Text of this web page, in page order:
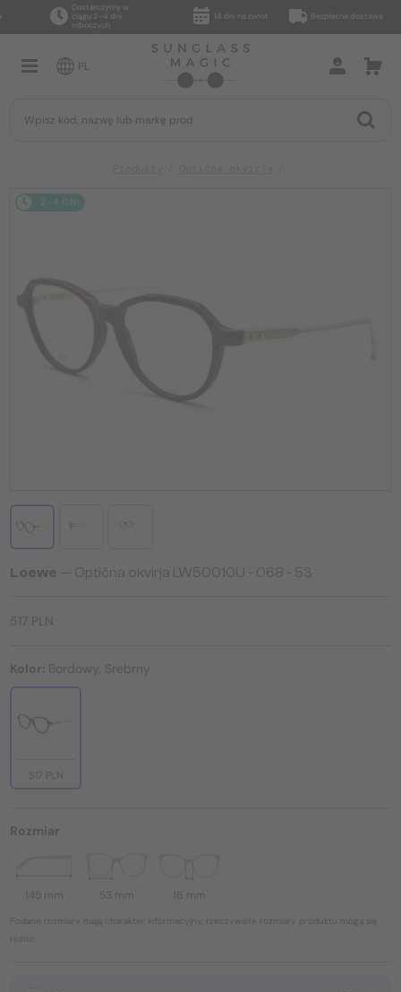
Dostarczymy w
ciągu 2–4 dni
roboczych
14 dni na zwrot Bezpłatna dostawa
PL
2-4 DNI
Loewe — Optična okvirja LW50010U - 068 - 53
517 PLN
Kolor: Bordowy, Srebrny
517 PLN
Rozmiar
145 mm 53 mm 16 mm
Podane rozmiary mają charakter informacyjny, rzeczywiste rozmiary produktu mogą się
różnić.